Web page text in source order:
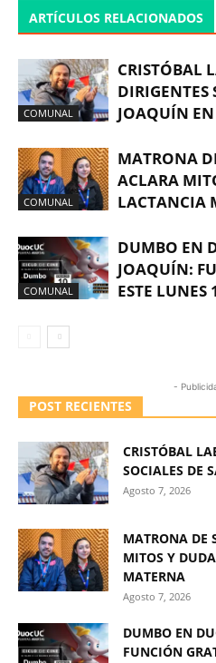
ARTÍCULOS RELACIONADOS
COMUNAL
CRISTÓBAL
DIRIGENTES
JOAQUÍN
COMUNAL
MATRONA
ACLARA
LACTANCIA
COMUNAL
DUMBO EN
JOAQUÍN:
ESTE LUNES
-
POST RECIENTES
CRISTÓBAL
SOCIALES DE
Agosto 7, 2026
MATRONA DE
MITOS Y
MATERNA
Agosto 7, 2026
DUMBO EN
FUNCIÓN